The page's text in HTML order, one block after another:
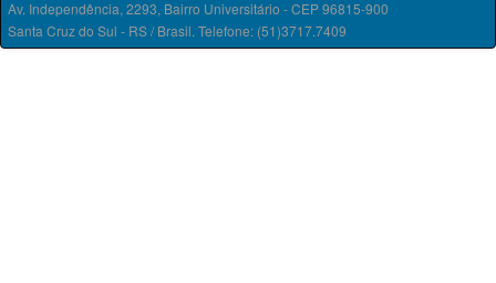
Av. Independência, 2293, Bairro Universitário - CEP 96815-900
Santa Cruz do Sul - RS / Brasil. Telefone: (51)3717.7409